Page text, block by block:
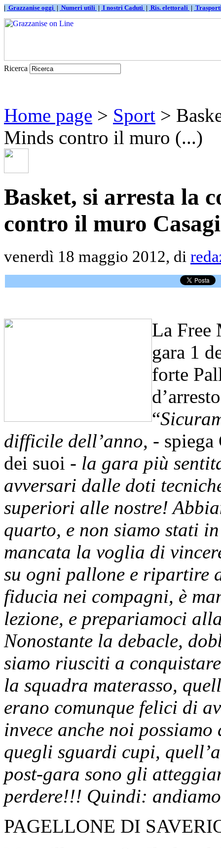
| Grazzanise oggi | Numeri utili | I nostri Caduti | Ris. elettorali |
Ricerca
Home page > Sport >
Minds contro il muro (...)
Basket, si arresta la
contro il muro
venerdì 18 maggio 2012, di
La Free
gara 1
forte
“
difficile dell’anno, -
dei suoi - la gara più
avversari dalle doti
superiori alle nostre!
quarto, e non siamo stati
mancata la voglia di
su ogni pallone e ripartire
fiducia nei compagni, è
lezione, e prepariamoci
Nonostante la debacle,
siamo riusciti a
la squadra materasso,
erano comunque felici di
invece anche noi
quegli sguardi cupi,
post-gara sono gli
perdere!!! Quindi:
PAGELLONE DI